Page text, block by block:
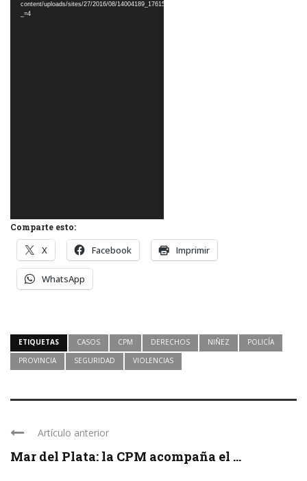
content/uploads/sites/27/2016/08/14004189_1761523747454364_573249321_n.mp4?
_=4
Comparte esto:
X Facebook Imprimir
WhatsApp
ETIQUETAS CASOS CPM DERECHOS NIÑEZ
POLICÍA
PROVINCIA
SEGURIDAD VIOLENCIAS
Artículo anterior
Mar del Plata: la CPM acompaña el ...